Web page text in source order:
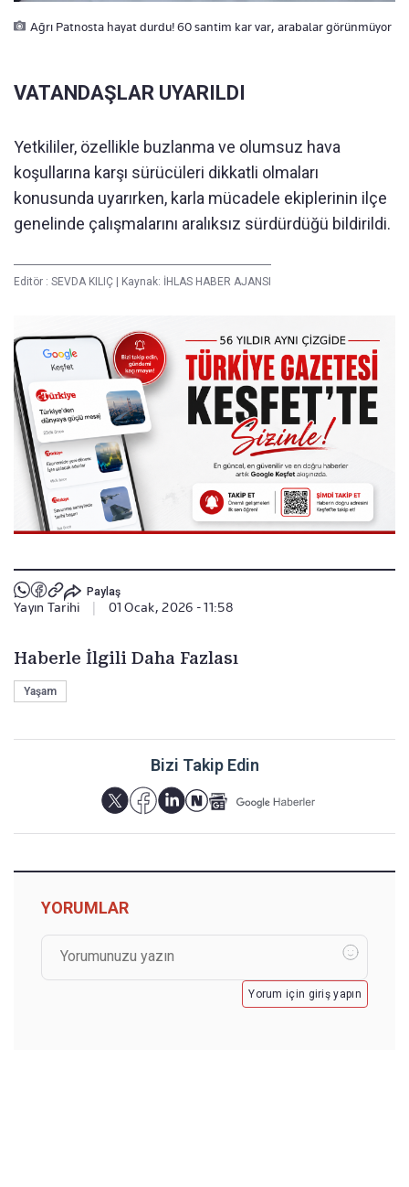
Ağrı Patnosta hayat durdu! 60 santim kar var, arabalar görünmüyor
VATANDAŞLAR UYARILDI
Yetkililer, özellikle buzlanma ve olumsuz hava
koşullarına karşı sürücüleri dikkatli olmaları
konusunda uyarırken, karla mücadele ekiplerinin ilçe
genelinde çalışmalarını aralıksız sürdürdüğü bildirildi.
Editör : SEVDA KILIÇ | Kaynak: İHLAS HABER AJANSI
Paylaş
Yayın Tarihi 01 Ocak, 2026 - 11:58
Haberle İlgili Daha Fazlası
Yaşam
Bizi Takip Edin
YORUMLAR
Yorum için giriş yapın